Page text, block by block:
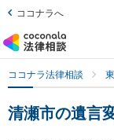
ココナラへ
ココナラ法律相談
清瀬市の遺言